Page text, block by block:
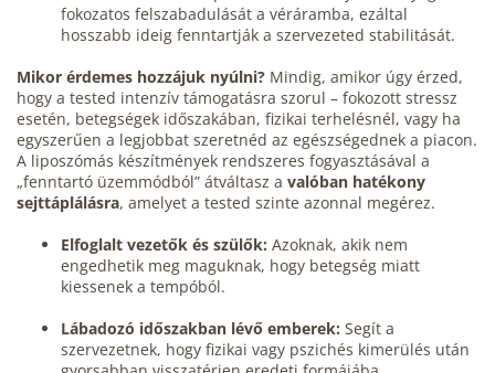
fokozatos felszabadulását a véráramba, ezáltal
hosszabb ideig fenntartják a szervezeted stabilitását.
Mikor érdemes hozzájuk nyúlni? Mindig, amikor úgy érzed,
hogy a tested intenzív támogatásra szorul – fokozott stressz
esetén, betegségek időszakában, fizikai terhelésnél, vagy ha
egyszerűen a legjobbat szeretnéd az egészségednek a piacon.
A liposzómás készítmények rendszeres fogyasztásával a
„fenntartó üzemmódból” átváltasz a valóban hatékony
sejttáplálásra, amelyet a tested szinte azonnal megérez.
Elfoglalt vezetők és szülők: Azoknak, akik nem
engedhetik meg maguknak, hogy betegség miatt
kiessenek a tempóból.
Lábadozó időszakban lévő emberek: Segít a
szervezetnek, hogy fizikai vagy pszichés kimerülés után